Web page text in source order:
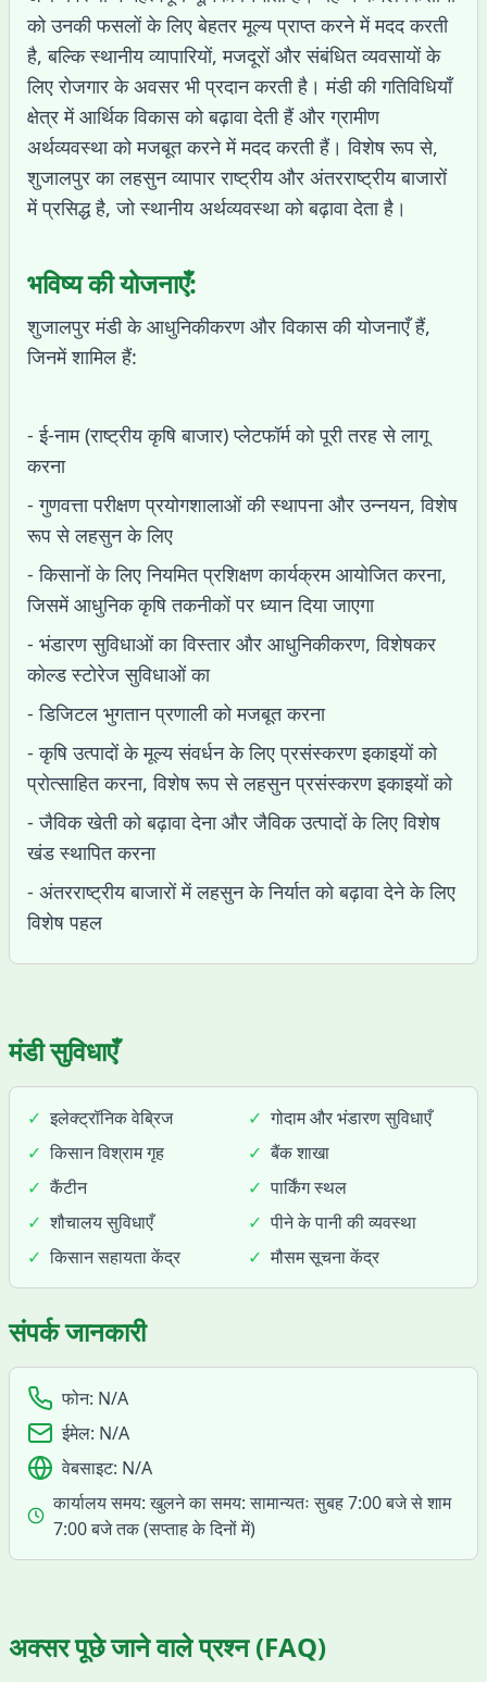
को उनकी फसलों के लिए बेहतर मूल्य प्राप्त करने में मदद करती
है, बल्कि स्थानीय व्यापारियों, मजदूरों और संबंधित व्यवसायों के
लिए रोजगार के अवसर भी प्रदान करती है। मंडी की गतिविधियाँ
क्षेत्र में आर्थिक विकास को बढ़ावा देती हैं और ग्रामीण
अर्थव्यवस्था को मजबूत करने में मदद करती हैं। विशेष रूप से,
शुजालपुर का लहसुन व्यापार राष्ट्रीय और अंतरराष्ट्रीय बाजारों
में प्रसिद्ध है, जो स्थानीय अर्थव्यवस्था को बढ़ावा देता है।
भविष्य की योजनाएँ:
शुजालपुर मंडी के आधुनिकीकरण और विकास की योजनाएँ हैं,
जिनमें शामिल हैं:
- ई-नाम (राष्ट्रीय कृषि बाजार) प्लेटफॉर्म को पूरी तरह से लागू
करना
- गुणवत्ता परीक्षण प्रयोगशालाओं की स्थापना और उन्नयन, विशेष
रूप से लहसुन के लिए
- किसानों के लिए नियमित प्रशिक्षण कार्यक्रम आयोजित करना,
जिसमें आधुनिक कृषि तकनीकों पर ध्यान दिया जाएगा
- भंडारण सुविधाओं का विस्तार और आधुनिकीकरण, विशेषकर
कोल्ड स्टोरेज सुविधाओं का
- डिजिटल भुगतान प्रणाली को मजबूत करना
- कृषि उत्पादों के मूल्य संवर्धन के लिए प्रसंस्करण इकाइयों को
प्रोत्साहित करना, विशेष रूप से लहसुन प्रसंस्करण इकाइयों को
- जैविक खेती को बढ़ावा देना और जैविक उत्पादों के लिए विशेष
खंड स्थापित करना
- अंतरराष्ट्रीय बाजारों में लहसुन के निर्यात को बढ़ावा देने के लिए
विशेष पहल
मंडी सुविधाएँ
✓ इलेक्ट्रॉनिक वेब्रिज ✓ गोदाम और भंडारण सुविधाएँ
✓ किसान विश्राम गृह ✓ बैंक शाखा
✓ कैंटीन ✓ पार्किंग स्थल
✓ शौचालय सुविधाएँ ✓ पीने के पानी की व्यवस्था
✓ किसान सहायता केंद्र ✓ मौसम सूचना केंद्र
संपर्क जानकारी
फोन: N/A
ईमेल: N/A
वेबसाइट: N/A
कार्यालय समय:खुलने का समय: सामान्यतः सुबह 7:00 बजे से शाम
7:00 बजे तक (सप्ताह के दिनों में)
अक्सर पूछे जाने वाले प्रश्न (FAQ)